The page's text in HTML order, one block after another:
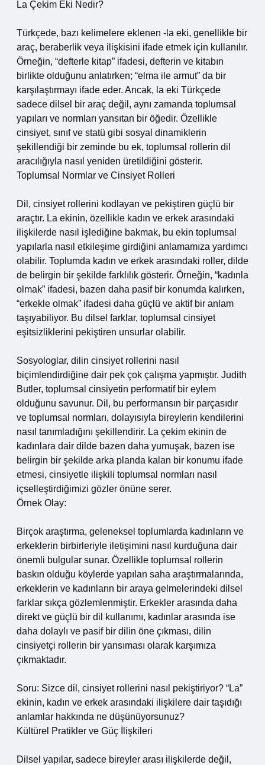
La Çekim Eki Nedir?
Türkçede, bazı kelimelere eklenen -la eki, genellikle bir
araç, beraberlik veya ilişkisini ifade etmek için kullanılır.
Örneğin, “defterle kitap” ifadesi, defterin ve kitabın
birlikte olduğunu anlatırken; “elma ile armut” da bir
karşılaştırmayı ifade eder. Ancak, la eki Türkçede
sadece dilsel bir araç değil, aynı zamanda toplumsal
yapıları ve normları yansıtan bir öğedir. Özellikle
cinsiyet, sınıf ve statü gibi sosyal dinamiklerin
şekillendiği bir zeminde bu ek, toplumsal rollerin dil
aracılığıyla nasıl yeniden üretildiğini gösterir.
Toplumsal Normlar ve Cinsiyet Rolleri
Dil, cinsiyet rollerini kodlayan ve pekiştiren güçlü bir
araçtır. La ekinin, özellikle kadın ve erkek arasındaki
ilişkilerde nasıl işlediğine bakmak, bu ekin toplumsal
yapılarla nasıl etkileşime girdiğini anlamamıza yardımcı
olabilir. Toplumda kadın ve erkek arasındaki roller, dilde
de belirgin bir şekilde farklılık gösterir. Örneğin, “kadınla
olmak” ifadesi, bazen daha pasif bir konumda kalırken,
“erkekle olmak” ifadesi daha güçlü ve aktif bir anlam
taşıyabiliyor. Bu dilsel farklar, toplumsal cinsiyet
eşitsizliklerini pekiştiren unsurlar olabilir.
Sosyologlar, dilin cinsiyet rollerini nasıl
biçimlendirdiğine dair pek çok çalışma yapmıştır. Judith
Butler, toplumsal cinsiyetin performatif bir eylem
olduğunu savunur. Dil, bu performansın bir parçasıdır
ve toplumsal normları, dolayısıyla bireylerin kendilerini
nasıl tanımladığını şekillendirir. La çekim ekinin de
kadınlara dair dilde bazen daha yumuşak, bazen ise
belirgin bir şekilde arka planda kalan bir konumu ifade
etmesi, cinsiyetle ilişkili toplumsal normları nasıl
içselleştirdiğimizi gözler önüne serer.
Örnek Olay:
Birçok araştırma, geleneksel toplumlarda kadınların ve
erkeklerin birbirleriyle iletişimini nasıl kurduğuna dair
önemli bulgular sunar. Özellikle toplumsal rollerin
baskın olduğu köylerde yapılan saha araştırmalarında,
erkeklerin ve kadınların bir araya gelmelerindeki dilsel
farklar sıkça gözlemlenmiştir. Erkekler arasında daha
direkt ve güçlü bir dil kullanımı, kadınlar arasında ise
daha dolaylı ve pasif bir dilin öne çıkması, dilin
cinsiyetçi rollerin bir yansıması olarak karşımıza
çıkmaktadır.
Soru: Sizce dil, cinsiyet rollerini nasıl pekiştiriyor? “La”
ekinin, kadın ve erkek arasındaki ilişkilere dair taşıdığı
anlamlar hakkında ne düşünüyorsunuz?
Kültürel Pratikler ve Güç İlişkileri
Dilsel yapılar, sadece bireyler arası ilişkilerde değil,